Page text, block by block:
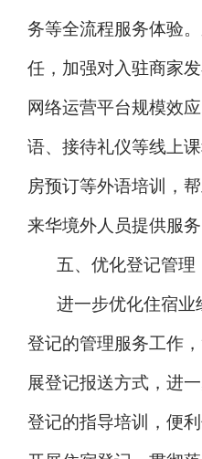
务等全流程服务体验
任，加强对入驻商家
网络运营平台规模效
语、接待礼仪等线上
房预订等外语培训，
来华境外人员提供服务
五、优化登记管理
进一步优化住宿业
登记的管理服务工作
展登记报送方式，进
登记的指导培训，便